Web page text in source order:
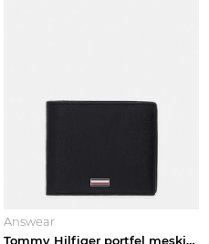
Answear
Tommy Hilfiger portfel męski skórzany czarny